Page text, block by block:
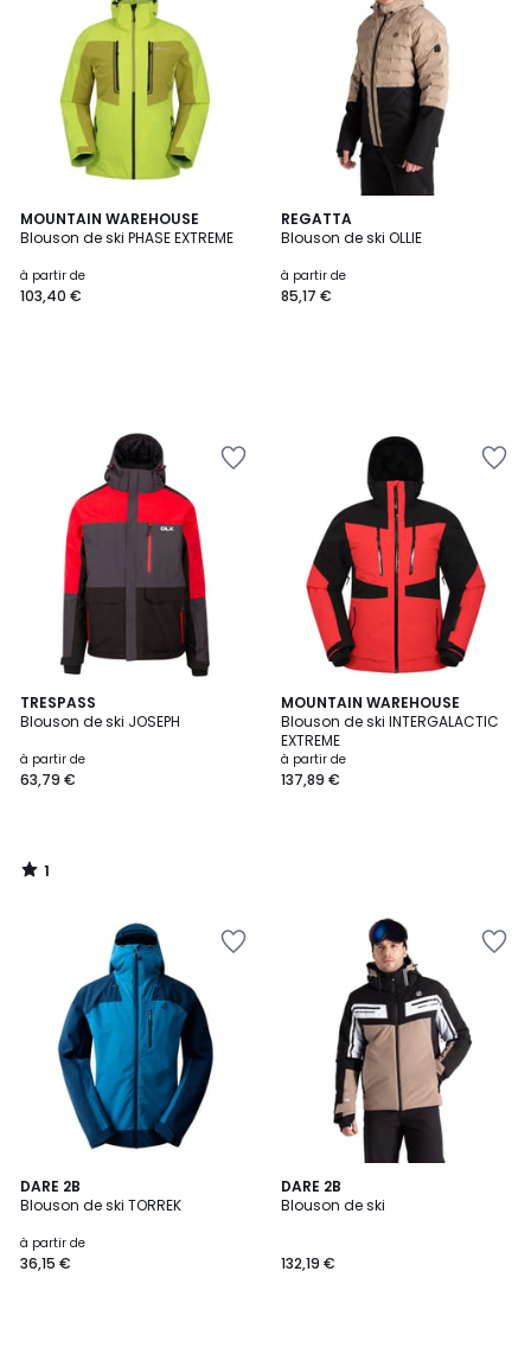
MOUNTAIN WAREHOUSE
Blouson de ski PHASE EXTREME
à partir de
103,40 €
REGATTA
Blouson de ski OLLIE
à partir de
85,17 €
TRESPASS
Blouson de ski JOSEPH
à partir de
63,79 €
1
/
1
/
MOUNTAIN WAREHOUSE
Blouson de ski INTERGALACTIC
EXTREME
à partir de
137,89 €
DARE 2B
Blouson de ski TORREK
à partir de
36,15 €
DARE 2B
Blouson de ski
132,19 €